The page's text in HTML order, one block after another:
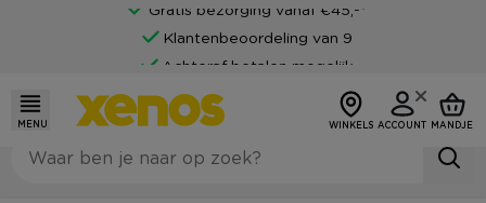
Gratis bezorging vanaf €45,-*
Klantenbeoordeling van 9
Achteraf betalen mogelijk
MENU WINKELS ACCOUNT MANDJE